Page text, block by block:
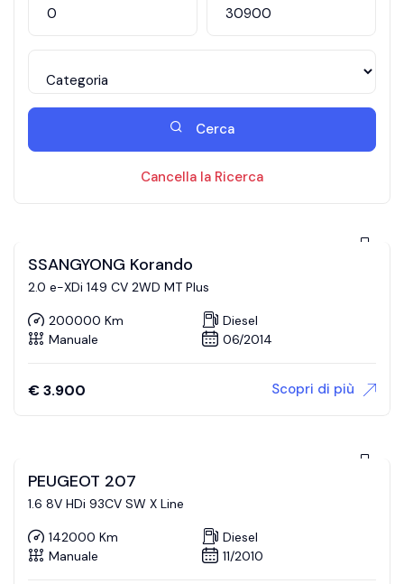
Cerca
Cancella la Ricerca
SSANGYONG Korando
2.0 e-XDi 149 CV 2WD MT Plus
200000 Km
Diesel
Manuale
06/2014
€3.900 Scopri di più
PEUGEOT 207
1.6 8V HDi 93CV SW X Line
142000 Km
Diesel
Manuale
11/2010